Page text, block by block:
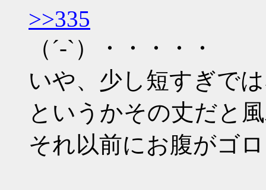
>>335
（´-`）・・・・・
いや、少し短すぎで
というかその丈だと
それ以前にお腹がゴ